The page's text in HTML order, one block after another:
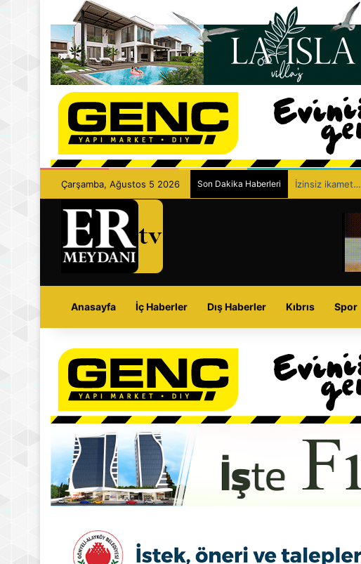
Çarşamba, Ağustos 5 2026 Son Dakika Haberleri İzinsiz ikamet…
Anasayfa İç Haberler Dış Haberler Kıbrıs Spor